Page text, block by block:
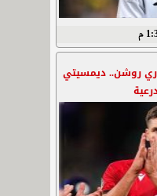
روشن.. ديمسيتي